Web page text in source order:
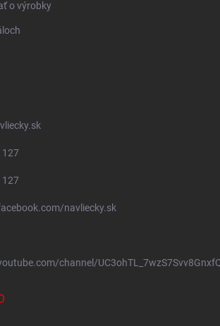
o výrobky
127
127
navliecky.sk
channel/